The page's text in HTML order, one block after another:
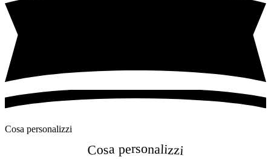
Cosa personalizzi
Cosa personalizzi